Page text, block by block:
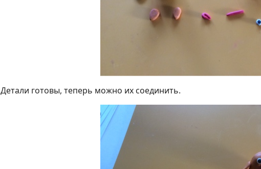
Детали готовы, теперь можно их соединить.